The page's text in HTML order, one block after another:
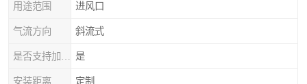
用途范围 进风口
气流方向 斜流式
是
安装距离 定制